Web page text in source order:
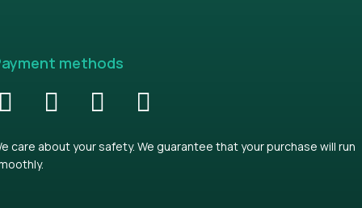
methods
care about your safety. We guarantee that your purchase will run